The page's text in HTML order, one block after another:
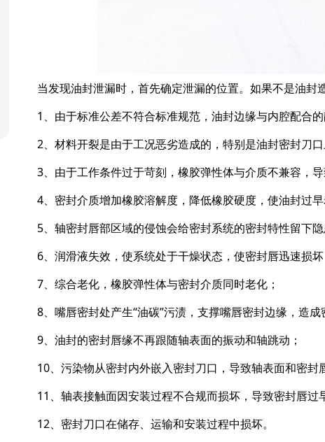
当发现油封泄漏时，首先确定泄漏的位置。如果不是油封
1、由于标准公差不符合标准规范，油封边缘与内腔配合
2、材料开裂是由于工况恶劣造成的，特别是油封密封刀口
3、由于工作条件过于苛刻，橡胶弹性体与介质不兼容，
4、密封介质增加橡胶溶解度，降低橡胶硬度，使油封过早
5、轴密封唇部区域的侵蚀会给密封系统的密封特性留下隐
6、润滑液失效，使系统处于干燥状态，使密封唇迅速损坏
7、综合老化，橡胶弹性体与密封介质同时老化；
8、嘴唇密封处产生“油碳”污渍，支撑嘴唇密封边缘，造成
9、油封的密封唇缘不再跟随轴表面的振动和轴跳动；
10、污染物从密封内外嵌入密封刀口，导致轴表面和密封
11、轴表接触面因安装过程不合规而损坏，导致密封唇过
12、密封刀口在储存、运输和安装过程中损坏。